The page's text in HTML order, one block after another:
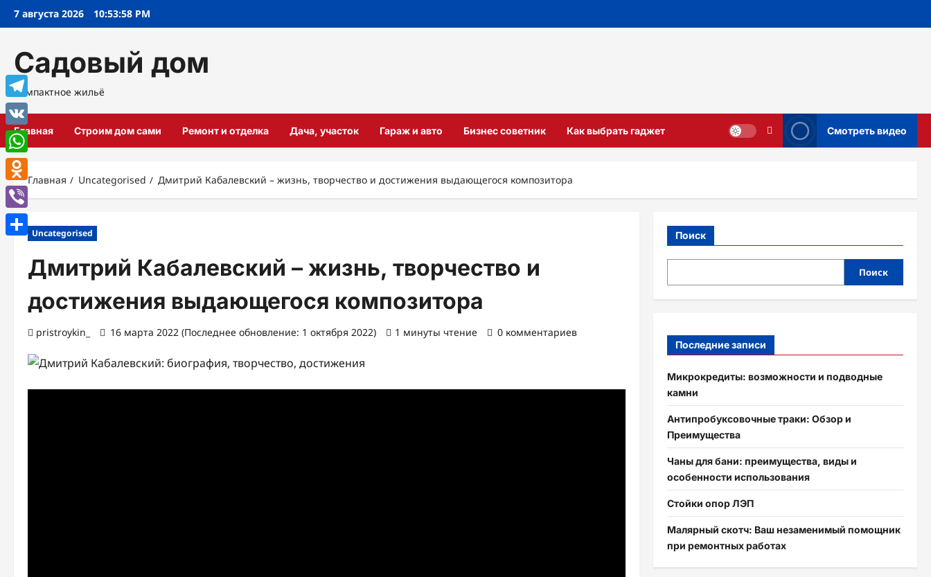
Перейти
7 августа 2026 10:53:59 PM
Садовый дом
Компактное жильё
Главная Строим дом сами Ремонт и отделка Дача, участок Гараж и авто Бизнес советник Как выбрать гаджет Смотреть видео
Главная Uncategorised Дмитрий Кабалевский – жизнь, творчество и достижения выдающегося композитора
Uncategorised
Дмитрий Кабалевский – жизнь, творчество и
достижения выдающегося композитора
pristroykin_ 16 марта 2022 (Последнее обновление: 1 октября 2022) 1 минуты чтение 0 комментариев
Поиск
Поиск
Последние записи
Микрокредиты: возможности и подводные
камни
Антипробуксовочные траки: Обзор и
Преимущества
Чаны для бани: преимущества, виды и
особенности использования
Стойки опор ЛЭП
Малярный скотч: Ваш незаменимый помощник
при ремонтных работах
Telegram
VK
WhatsApp
Odnoklassniki
Viber